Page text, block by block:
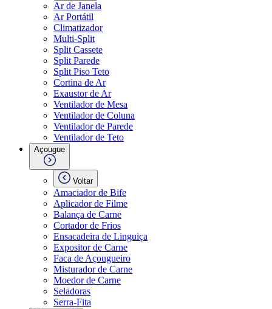
Ar de Janela
Ar Portátil
Climatizador
Multi-Split
Split Cassete
Split Parede
Split Piso Teto
Cortina de Ar
Exaustor de Ar
Ventilador de Mesa
Ventilador de Coluna
Ventilador de Parede
Ventilador de Teto
Açougue
Voltar
Amaciador de Bife
Aplicador de Filme
Balança de Carne
Cortador de Frios
Ensacadeira de Linguiça
Expositor de Carne
Faca de Açougueiro
Misturador de Carne
Moedor de Carne
Seladoras
Serra-Fita